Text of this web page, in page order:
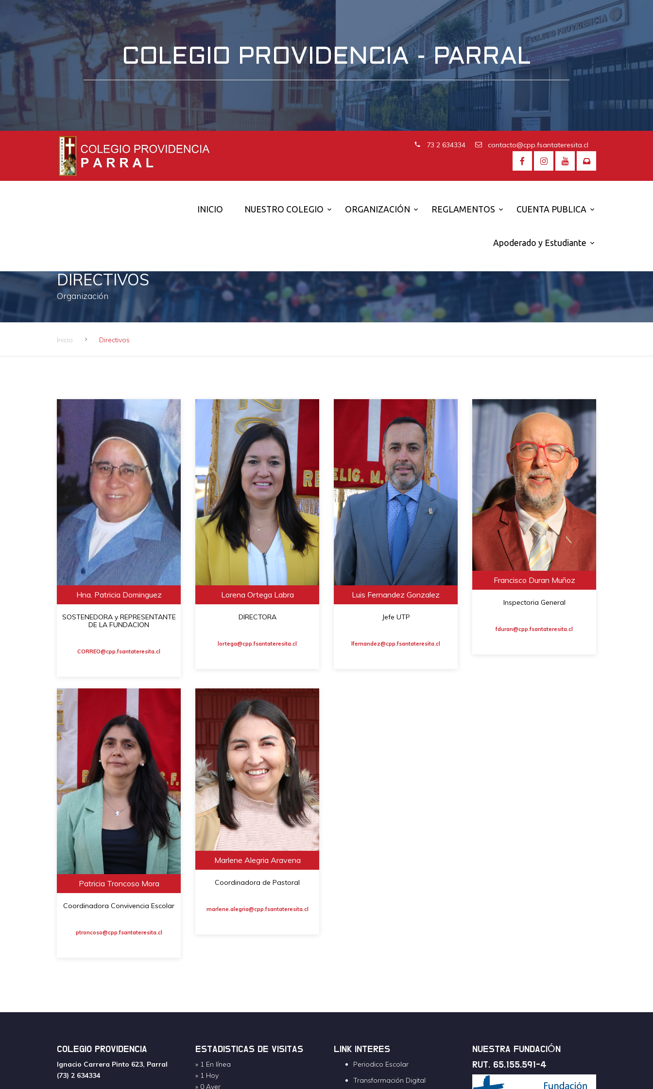
COLEGIO PROVIDENCIA - PARRAL
73 2 634334 contacto@cpp.fsantateresita.cl
INICIO NUESTRO COLEGIO ORGANIZACIÓN REGLAMENTOS CUENTA PUBLICA
Apoderado y Estudiante
DIRECTIVOS
Organización
Inicio Directivos
Hna. Patricia Dominguez
SOSTENEDORA y REPRESENTANTE
DE LA FUNDACION
CORREO@cpp.fsantateresita.cl
Lorena Ortega Labra
DIRECTORA
lortega@cpp.fsantateresita.cl
Luis Fernandez Gonzalez
Jefe UTP
lfernandez@cpp.fsantateresita.cl
Francisco Duran Muñoz
Inspectoria General
fduran@cpp.fsantateresita.cl
Patricia Troncoso Mora
Coordinadora Convivencia Escolar
ptroncoso@cpp.fsantateresita.cl
Marlene Alegria Aravena
Coordinadora de Pastoral
marlene.alegria@cpp.fsantateresita.cl
COLEGIO PROVIDENCIA
Ignacio Carrera Pinto 623, Parral
(73) 2 634334
ESTADISTICAS DE VISITAS
» 1 En línea
» 1 Hoy
» 0 Ayer
LINK INTERES
Periodico Escolar
Transformación Digital
NUESTRA FUNDACIÓN
RUT. 65.155.591-4